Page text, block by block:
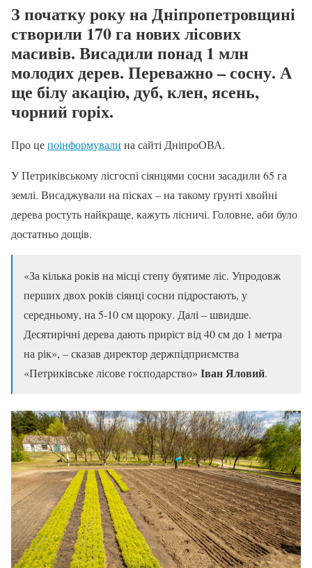
З початку року на Дніпропетровщині
створили 170 га нових лісових
масивів. Висадили понад 1 млн
молодих дерев. Переважно – сосну. А
ще білу акацію, дуб, клен, ясень,
чорний горіх.
Про цепоінформували на сайті ДніпроОВА.
У Петриківському лісгоспі сіянцями сосни засадили 65 га
землі. Висаджували на пісках – на такому ґрунті хвойні
дерева ростуть найкраще, кажуть лісничі. Головне, аби було
достатньо дощів.
«За кілька років на місці степу буятиме ліс. Упродовж
перших двох років сіянці сосни підростають, у
середньому, на 5-10 см щороку. Далі – швидше.
Десятирічні дерева дають приріст від 40 см до 1 метра
на рік», – сказав директор держпідприємства
«Петриківське лісове господарство» Іван Яловий.